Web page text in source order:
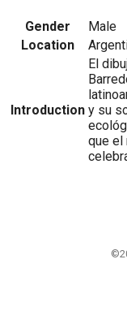
Gender
Male
Location
Introduction
El
y su
que el